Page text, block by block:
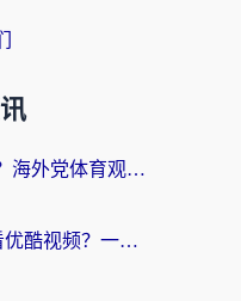
在香港怎么看cba直播的？海外党体育观赛终极指南：告别版权限制，畅享中文解说
海外党别愁！国外怎么看优酷视频？一招解决追剧、看直播难题